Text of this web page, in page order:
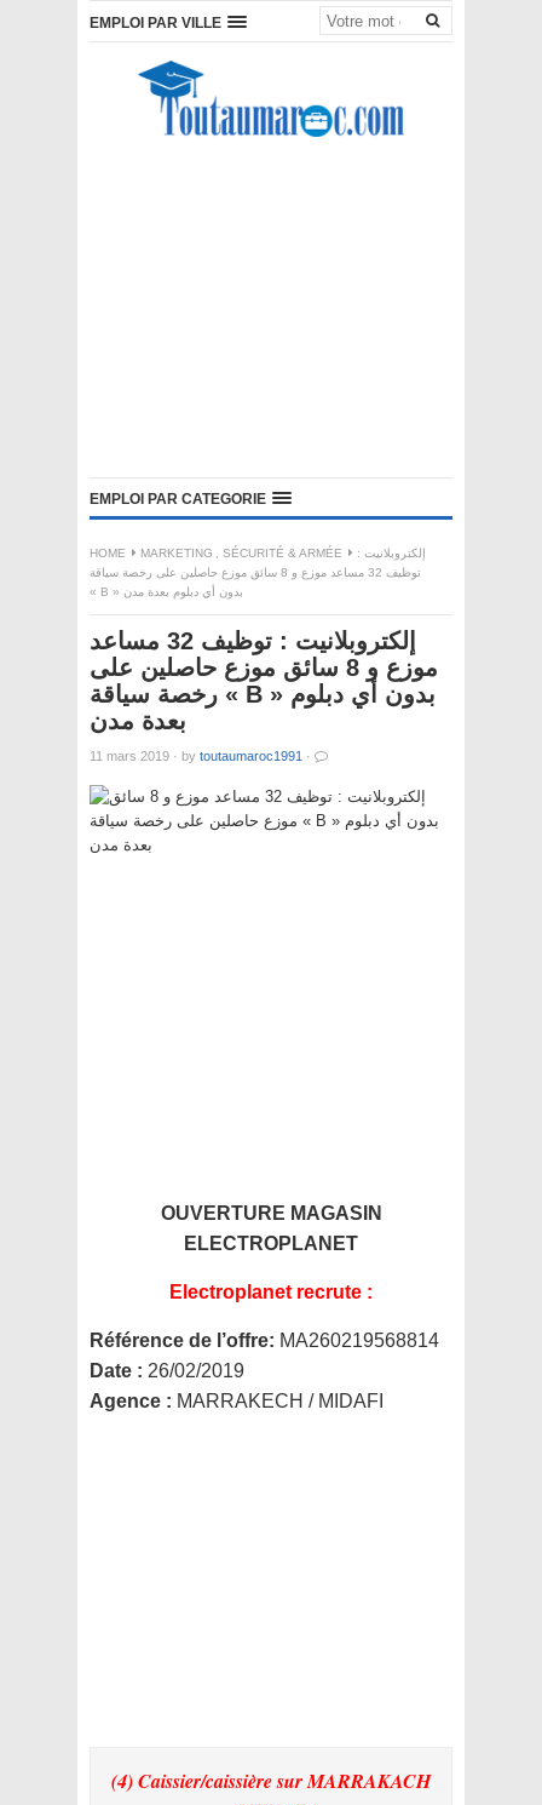
EMPLOI PAR VILLE
EMPLOI PAR CATEGORIE
HOME MARKETING , SÉCURITÉ & ARMÉE
إلكتروبلانيت :
توظيف 32 مساعد موزع و 8 سائق موزع حاصلين على رخصة سياقة
« B » بدون أي دبلوم بعدة مدن
إلكتروبلانيت : توظيف 32 مساعد
موزع و 8 سائق موزع حاصلين على
رخصة سياقة « B » بدون أي دبلوم
بعدة مدن
11 mars 2019 · by toutaumaroc1991 ·
OUVERTURE MAGASIN
ELECTROPLANET
Electroplanet recrute :
Référence de l’offre: MA260219568814
Date : 26/02/2019
Agence : MARRAKECH / MIDAFI
(4) Caissier/caissièresur MARRAKACH